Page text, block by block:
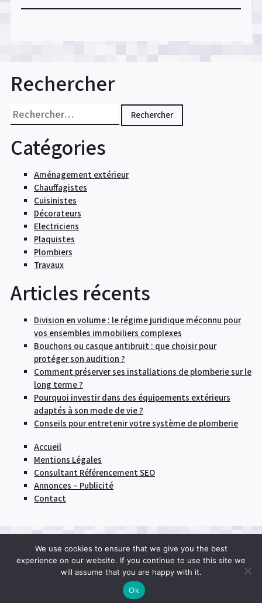
constructeur
bâtiment
Rechercher
Rechercher :
Catégories
Aménagement extérieur
Chauffagistes
Cuisinistes
Décorateurs
Electriciens
Plaquistes
Plombiers
Travaux
Articles récents
Division en volume : le régime juridique méconnu pour
vos ensembles immobiliers complexes
Bouchons ou casque antibruit : que choisir pour
protéger son audition ?
Comment préserver ses installations de plomberie sur le
long terme ?
Pourquoi investir dans des équipements extérieurs
adaptés à son mode de vie ?
Conseils pour entretenir votre système de plomberie
Accueil
Mentions Légales
Consultant Référencement SEO
Annonces – Publicité
Contact
© 2026 Engager une entreprise pour réaliser des
travaux dans sa maison |Proudly powered by
WordPress
We use cookies to ensure that we give you the best
experience on our website. If you continue to use this site we
will assume that you are happy with it.
Ok